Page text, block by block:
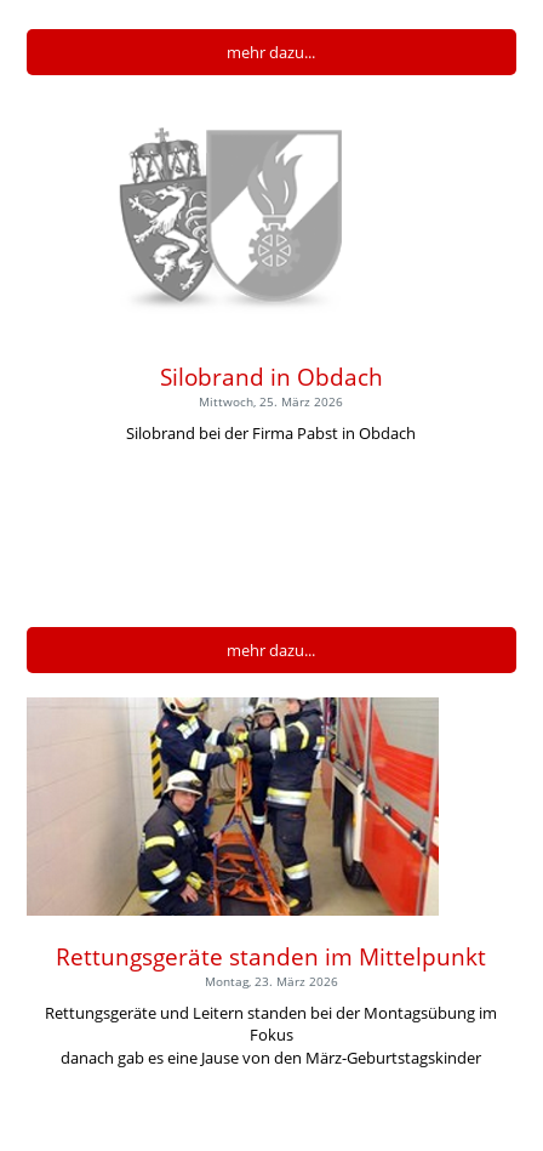
mehr dazu...
Silobrand in Obdach
Mittwoch, 25. März 2026
Silobrand bei der Firma Pabst in Obdach
mehr dazu...
Rettungsgeräte standen im Mittelpunkt
Montag, 23. März 2026
Rettungsgeräte und Leitern standen bei der Montagsübung im
Fokus
danach gab es eine Jause von den März-Geburtstagskinder